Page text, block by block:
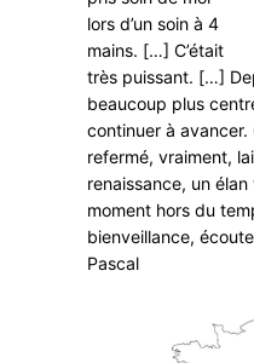
lors d’un soin à 4
mains. […] C’était
très puissant. […]
beaucoup plus
continuer à avancer.
refermé, vraiment,
renaissance, un
moment hors du
bienveillance,
Pascal